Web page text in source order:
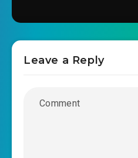
Leave a Reply